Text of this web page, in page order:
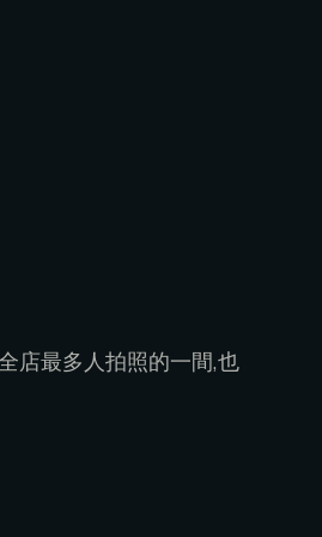
店最多人拍照的一間,也